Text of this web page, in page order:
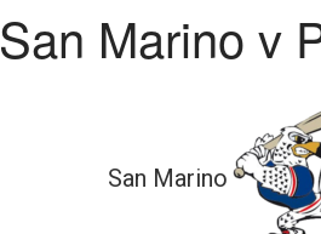
San Marino v
San Marino